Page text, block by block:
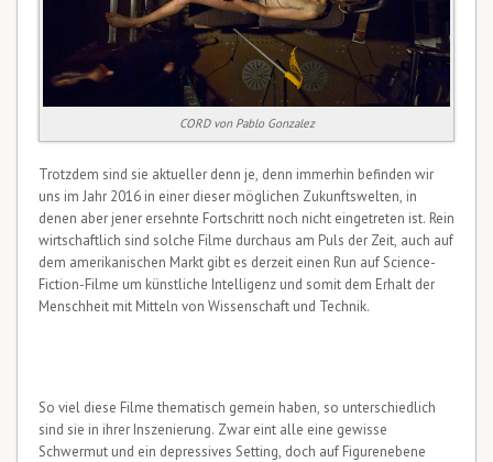
CORD von Pablo Gonzalez
Trotzdem sind sie aktueller denn je, denn immerhin befinden wir
uns im Jahr 2016 in einer dieser möglichen Zukunftswelten, in
denen aber jener ersehnte Fortschritt noch nicht eingetreten ist. Rein
wirtschaftlich sind solche Filme durchaus am Puls der Zeit, auch auf
dem amerikanischen Markt gibt es derzeit einen Run auf Science-
Fiction-Filme um künstliche Intelligenz und somit dem Erhalt der
Menschheit mit Mitteln von Wissenschaft und Technik.
So viel diese Filme thematisch gemein haben, so unterschiedlich
sind sie in ihrer Inszenierung. Zwar eint alle eine gewisse
Schwermut und ein depressives Setting, doch auf Figurenebene